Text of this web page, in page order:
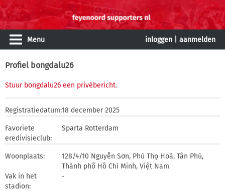
Menu inloggen aanmelden
Profiel bongdalu26
Stuur bongdalu26 een privébericht.
Registratiedatum:18 december 2025
Favoriete
eredivisieclub:
Sparta Rotterdam
Woonplaats:
128/4/10 Nguyễn Sơn, Phú Thọ Hoà, Tân Phú,
Thành phố Hồ Chí Minh, Việt Nam
Vak in het
stadion:
-